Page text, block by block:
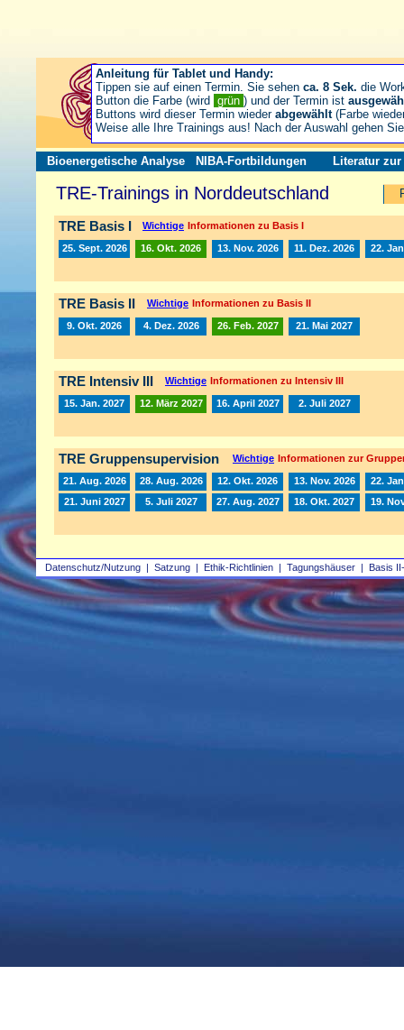
Datenschutz/Nutzung | Satzung | Ethik-Richtlinien | Tagungshäuser | Basis
Bioenergetische Analyse NIBA-Fortbildungen Literatur zur
TRE-Trainings in Norddeutschland
TRE Basis I Wichtige Informationen zu Basis I
25. Sept. 2026 16. Okt. 2026 13. Nov. 2026 11. Dez. 2026 22.
TRE Basis II Wichtige Informationen zu Basis II
9. Okt. 2026 4. Dez. 2026 26. Feb. 2027 21. Mai 2027
TRE Intensiv III Wichtige Informationen zu Intensiv III
15. Jan. 2027 12. März 2027 16. April 2027 2. Juli 2027
TRE Gruppensupervision Wichtige Informationen zur
21. Aug. 2026 28. Aug. 2026 12. Okt. 2026 13. Nov. 2026
22.
21. Juni 2027
5. Juli 2027 27. Aug. 2027 18. Okt. 2027 19.
Anleitung für Tablet und Handy:
Tippen sie auf einen Termin. Sie sehen ca. 8 Sek. die
Button die Farbe (wird grün ) und der Termin ist
Buttons wird dieser Termin wieder abgewählt(Farbe
Weise alle Ihre Trainings aus! Nach der Auswahl gehen